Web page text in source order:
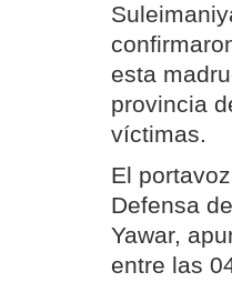
esta
provincia
víctimas.
El
Defensa
Yawar,
entre las